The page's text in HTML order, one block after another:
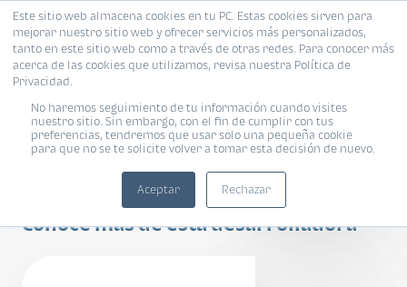
Este sitio web almacena cookies en tu PC. Estas cookies sirven para
mejorar nuestro sitio web y ofrecer servicios más personalizados,
tanto en este sitio web como a través de otras redes. Para conocer más
acerca de las cookies que utilizamos, revisa nuestra Política de
Privacidad.
No haremos seguimiento de tu información cuando visites
nuestro sitio. Sin embargo, con el fin de cumplir con tus
preferencias, tendremos que usar solo una pequeña cookie
para que no se te solicite volver a tomar esta decisión de nuevo.
Aceptar Rechazar
Conoce más de esta desarrolladora